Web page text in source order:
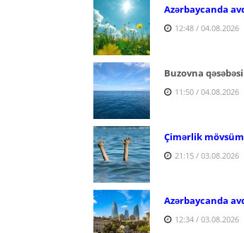
Azərbaycanda
12:48 / 04.08.2026
Buzovna
11:50 / 04.08.2026
Çimərlik
21:15 / 03.08.2026
Azərbaycanda
12:34 / 03.08.2026